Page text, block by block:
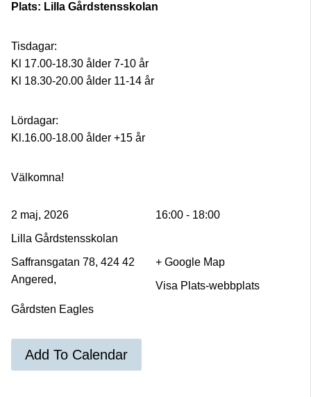
Plats: Lilla Gårdstensskolan
Tisdagar:
Kl 17.00-18.30 ålder 7-10 år
Kl 18.30-20.00 ålder 11-14 år
Lördagar:
Kl.16.00-18.00 ålder +15 år
Välkomna!
2 maj, 2026
16:00 - 18:00
Lilla Gårdstensskolan
Saffransgatan 78, 424 42
Angered,
+ Google Map
Visa Plats-webbplats
Gårdsten Eagles
Add To Calendar